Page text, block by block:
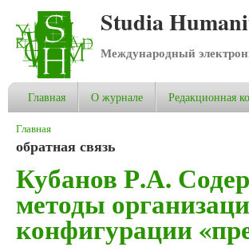
Studia
Международный
Главная О журнале Редакционная
Вы здесь
Главная
обратная связь
Кубанов Р.А.
методы
конфигурации